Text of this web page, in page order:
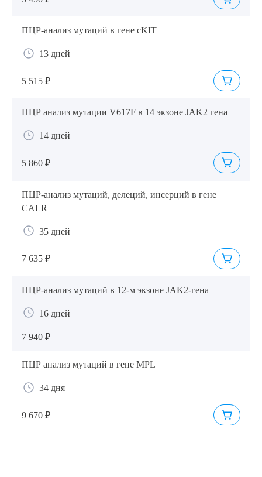
ПЦР-анализ мутаций в гене cKIT
13 дней
5 515 ₽
ПЦР анализ мутации V617F в 14 экзоне JAK2 гена
14 дней
5 860 ₽
ПЦР-анализ мутаций, делеций, инсерций в гене
CALR
35 дней
7 635 ₽
ПЦР-анализ мутаций в 12-м экзоне JAK2-гена
16 дней
7 940 ₽
ПЦР анализ мутаций в гене MPL
34 дня
9 670 ₽